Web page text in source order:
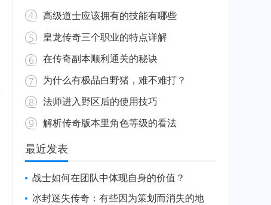
高级道士应该拥有的技能有哪些
皇龙传奇三个职业的特点详解
在传奇副本顺利通关的秘诀
为什么有极品白野猪，难不难打？
法师进入野区后的使用技巧
解析传奇版本里角色等级的看法
最近发表
战士如何在团队中体现自身的价值？
冰封迷失传奇：有些因为策划而消失的地